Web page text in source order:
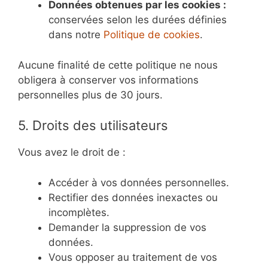
Données obtenues par les cookies :
conservées selon les durées définies
dans notre Politique de cookies.
Aucune finalité de cette politique ne nous
obligera à conserver vos informations
personnelles plus de 30 jours.
5. Droits des utilisateurs
Vous avez le droit de :
Accéder à vos données personnelles.
Rectifier des données inexactes ou
incomplètes.
Demander la suppression de vos
données.
Vous opposer au traitement de vos